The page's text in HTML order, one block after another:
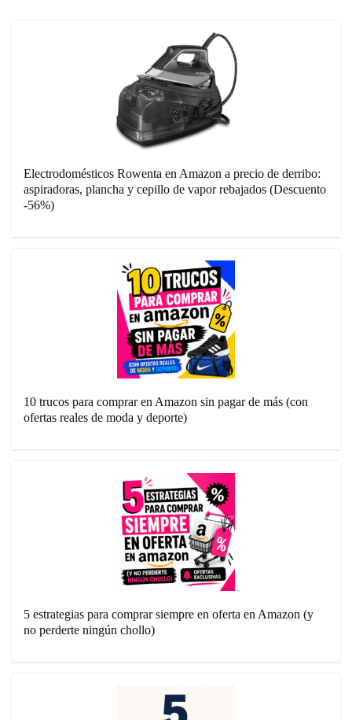
Electrodomésticos Rowenta en Amazon a precio de derribo:
aspiradoras, plancha y cepillo de vapor rebajados (Descuento
-56%)
10 trucos para comprar en Amazon sin pagar de más (con
ofertas reales de moda y deporte)
5 estrategias para comprar siempre en oferta en Amazon (y
no perderte ningún chollo)